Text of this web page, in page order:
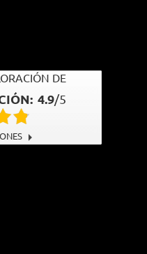
DE
4.9/5